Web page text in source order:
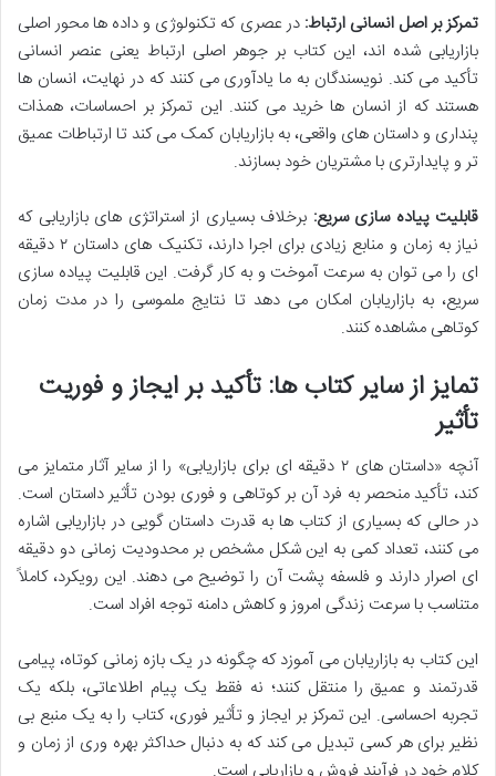
تمرکز بر اصل انسانی ارتباط: در عصری که تکنولوژی و داده ها محور اصلی
بازاریابی شده اند، این کتاب بر جوهر اصلی ارتباط یعنی عنصر انسانی
تأکید می کند. نویسندگان به ما یادآوری می کنند که در نهایت، انسان ها
هستند که از انسان ها خرید می کنند. این تمرکز بر احساسات، همذات
پنداری و داستان های واقعی، به بازاریابان کمک می کند تا ارتباطات عمیق
تر و پایدارتری با مشتریان خود بسازند.
قابلیت پیاده سازی سریع: برخلاف بسیاری از استراتژی های بازاریابی که
نیاز به زمان و منابع زیادی برای اجرا دارند، تکنیک های داستان ۲ دقیقه
ای را می توان به سرعت آموخت و به کار گرفت. این قابلیت پیاده سازی
سریع، به بازاریابان امکان می دهد تا نتایج ملموسی را در مدت زمان
کوتاهی مشاهده کنند.
تمایز از سایر کتاب ها: تأکید بر ایجاز و فوریت
تأثیر
آنچه «داستان های ۲ دقیقه ای برای بازاریابی» را از سایر آثار متمایز می
کند، تأکید منحصر به فرد آن بر کوتاهی و فوری بودن تأثیر داستان است.
در حالی که بسیاری از کتاب ها به قدرت داستان گویی در بازاریابی اشاره
می کنند، تعداد کمی به این شکل مشخص بر محدودیت زمانی دو دقیقه
ای اصرار دارند و فلسفه پشت آن را توضیح می دهند. این رویکرد، کاملاً
متناسب با سرعت زندگی امروز و کاهش دامنه توجه افراد است.
این کتاب به بازاریابان می آموزد که چگونه در یک بازه زمانی کوتاه، پیامی
قدرتمند و عمیق را منتقل کنند؛ نه فقط یک پیام اطلاعاتی، بلکه یک
تجربه احساسی. این تمرکز بر ایجاز و تأثیر فوری، کتاب را به یک منبع بی
نظیر برای هر کسی تبدیل می کند که به دنبال حداکثر بهره وری از زمان و